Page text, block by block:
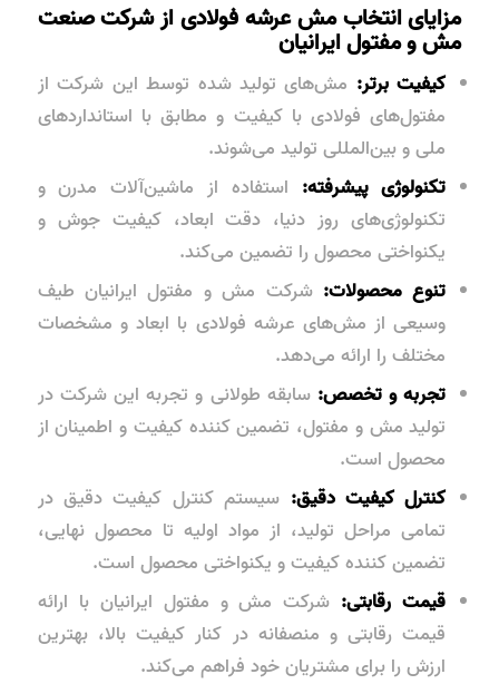
مزایای انتخاب مش عرشه فولادی از شرکت صنعت
مش و مفتول ایرانیان
کیفیت برتر: مش‌های تولید شده توسط این شرکت از
مفتول‌های فولادی با کیفیت و مطابق با استانداردهای
ملی و بین‌المللی تولید می‌شوند.
تکنولوژی پیشرفته: استفاده از ماشین‌آلات مدرن و
تکنولوژی‌های روز دنیا، دقت ابعاد، کیفیت جوش و
یکنواختی محصول را تضمین می‌کند.
تنوع محصولات: شرکت مش و مفتول ایرانیان طیف
وسیعی از مش‌های عرشه فولادی با ابعاد و مشخصات
مختلف را ارائه می‌دهد.
تجربه و تخصص: سابقه طولانی و تجربه این شرکت در
تولید مش و مفتول، تضمین کننده کیفیت و اطمینان از
محصول است.
کنترل کیفیت دقیق: سیستم کنترل کیفیت دقیق در
تمامی مراحل تولید، از مواد اولیه تا محصول نهایی،
تضمین کننده کیفیت و یکنواختی محصول است.
قیمت رقابتی: شرکت مش و مفتول ایرانیان با ارائه
قیمت رقابتی و منصفانه در کنار کیفیت بالا، بهترین
ارزش را برای مشتریان خود فراهم می‌کند.